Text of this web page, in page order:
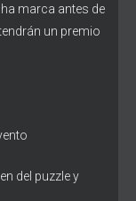
marca antes de
un premio
del puzzle y